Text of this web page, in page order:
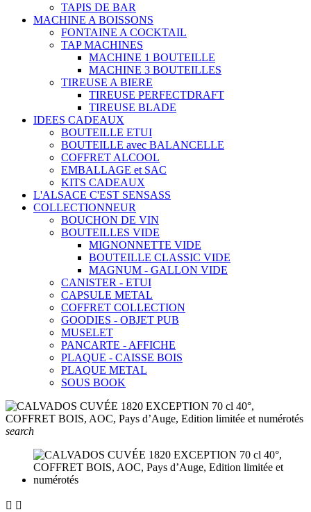
TAPIS DE BAR
MACHINE A BOISSONS
FONTAINE A COCKTAIL
TAP MACHINES
MACHINE 1 BOUTEILLE
MACHINE 3 BOUTEILLES
TIREUSE A BIERE
TIREUSE PERFECTDRAFT
TIREUSE BLADE
IDEES CADEAUX
BOUTEILLE ETUI
BOUTEILLE avec BALANCELLE
COFFRET ALCOOL
EMBALLAGE et SAC
KITS CADEAUX
L'ALSACE C'EST SENSASS
COLLECTIONNEUR
BOUCHON DE VIN
BOUTEILLES VIDE
MIGNONNETTE VIDE
BOUTEILLE CLASSIC VIDE
MAGNUM - GALLON VIDE
CANISTER - ETUI
CAPSULE METAL
COFFRET COLLECTION
GOODIES - OBJET PUB
MUSELET
PANCARTE - AFFICHE
PLAQUE - CAISSE BOIS
PLAQUE METAL
SOUS BOOK
search
 